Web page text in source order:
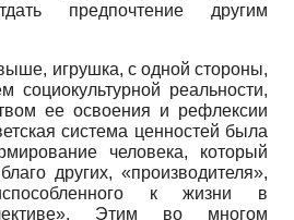
предпочтение другим
игрушка, с одной стороны,
социокультурной реальности,
ее освоения и рефлексии
система ценностей была
человека, который
других, «производителя»,
к жизни в
Этим во многом